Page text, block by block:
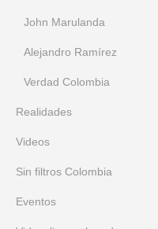
John Marulanda
Alejandro Ramírez
Verdad Colombia
Realidades
Videos
Sin filtros Colombia
Eventos